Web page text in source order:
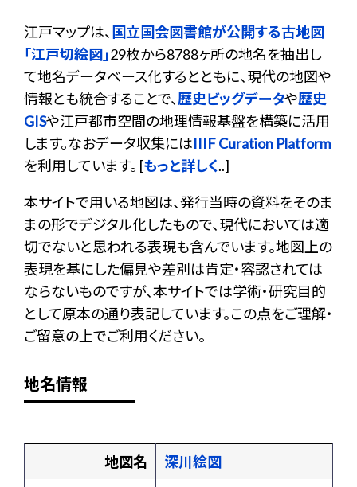
江戸マップは、 国立国会図書館が公開する古地図
「江戸切絵図」29枚から8788ヶ所の地名を抽出し
て地名データベース化するとともに、現代の地図や
情報とも統合することで、歴史ビッグデータや歴史
GISや江戸都市空間の地理情報基盤を構築に活用
します。なおデータ収集にはIIIF Curation Platform
を利用しています。 [もっと詳しく..]
本サイトで用いる地図は、発行当時の資料をそのま
まの形でデジタル化したもので、現代においては適
切でないと思われる表現も含んでいます。地図上の
表現を基にした偏見や差別は肯定・容認されては
ならないものですが、本サイトでは学術・研究目的
として原本の通り表記しています。この点をご理解・
ご留意の上でご利用ください。
地名情報
地図名
深川絵図